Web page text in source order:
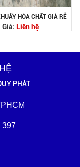
HÓA CHẤT GIÁ RẺ
Giá: Liên hệ
PHÁT
397